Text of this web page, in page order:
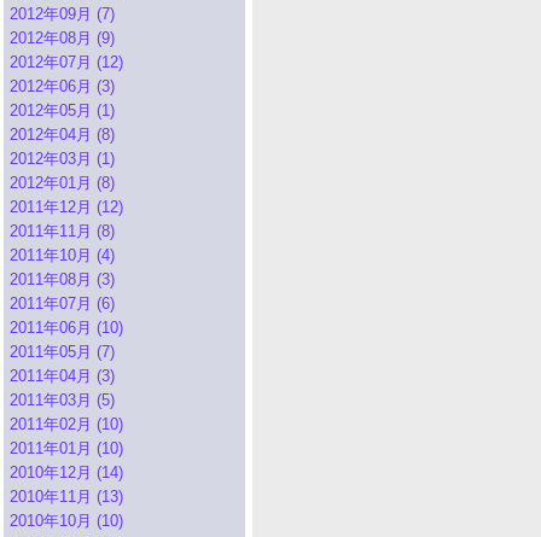
2012年09月 (7)
2012年08月 (9)
2012年07月 (12)
2012年06月 (3)
2012年05月 (1)
2012年04月 (8)
2012年03月 (1)
2012年01月 (8)
2011年12月 (12)
2011年11月 (8)
2011年10月 (4)
2011年08月 (3)
2011年07月 (6)
2011年06月 (10)
2011年05月 (7)
2011年04月 (3)
2011年03月 (5)
2011年02月 (10)
2011年01月 (10)
2010年12月 (14)
2010年11月 (13)
2010年10月 (10)